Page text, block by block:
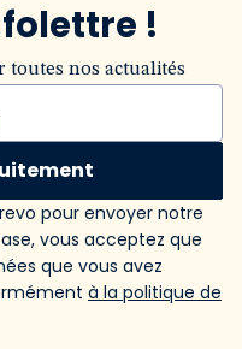
!
toutes nos actualités
pour envoyer notre
vous acceptez que
que vous avez
à la politique de